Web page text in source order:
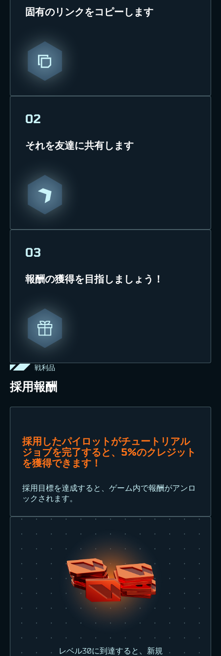
固有のリンクをコピーします
02
それを友達に共有します
03
報酬の獲得を目指しましょう！
戦利品
採用報酬
採用したパイロットがチュートリアル
ジョブを完了すると、5%のクレジット
を獲得できます！
採用目標を達成すると、ゲーム内で報酬がアンロ
ックされます。
レベル30に到達すると、新規